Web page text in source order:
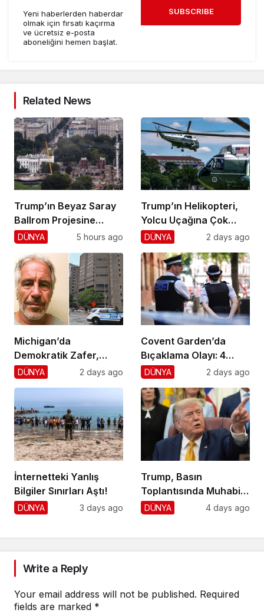
Yeni haberlerden haberdar
olmak için fırsatı kaçırma
ve ücretsiz e-posta
aboneliğini hemen başlat.
SUBSCRIBE
Related News
Trump’ın Beyaz Saray
Ballrom Projesine
Durdurma
DÜNYA 5 hours ago
Trump’ın Helikopteri,
Yolcu Uçağına Çok
Yaklaştı!
DÜNYA 2 days ago
Michigan’da
Demokratik Zafer,
Cumhuriyetçilere
DÜNYA 2 days ago
Covent Garden’da
Bıçaklama Olayı: 4
Yaralı, 1 Gözaltı
DÜNYA 2 days ago
İnternetteki Yanlış
Bilgiler Sınırları Aştı!
DÜNYA 3 days ago
Trump, Basın
Toplantısında Muhabiri
Fena Yerden Aldı
DÜNYA 4 days ago
Write a Reply
Your email address will not be published. Required
fields are marked *